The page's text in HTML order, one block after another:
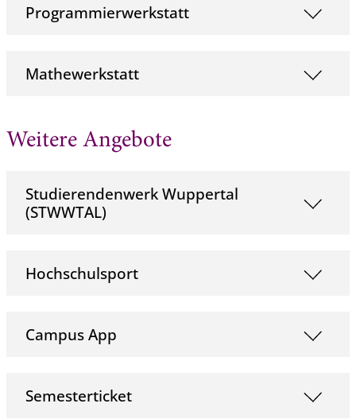
Programmierwerkstatt
Mathewerkstatt
Weitere Angebote
Studierendenwerk Wuppertal
(STWWTAL)
Hochschulsport
Campus App
Semesterticket